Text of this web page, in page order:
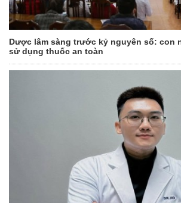
Dược lâm sàng trước kỷ nguyên số: con
sử dụng thuốc an toàn